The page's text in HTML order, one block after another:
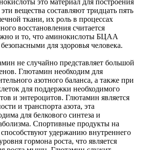
вещества составляют тридцать пять
ткани, их роль в процессах
восстановления считается
и то, что аминокислоты БЦАА
для здоровья человека.
не случайно представляет большой
Глютамин необходим для
азотного баланса, а также при
для поддержки необходимого
и энтероцитов. Глютамин является
и транспорта азота, эта
для белкового синтеза и
Спортивные продукты на
удержанию внутреннего
гормона роста, что является